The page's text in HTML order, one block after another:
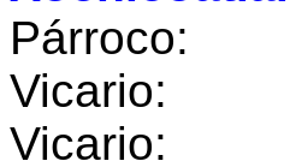
Párroco:
Vicario:
Vicario: